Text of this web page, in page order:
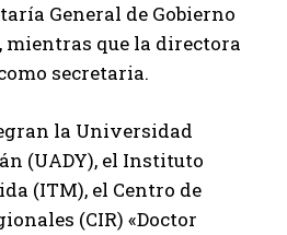
General de Gobierno
mientras que la directora
secretaria.
la Universidad
(UADY), el Instituto
(ITM), el Centro de
(CIR) «Doctor